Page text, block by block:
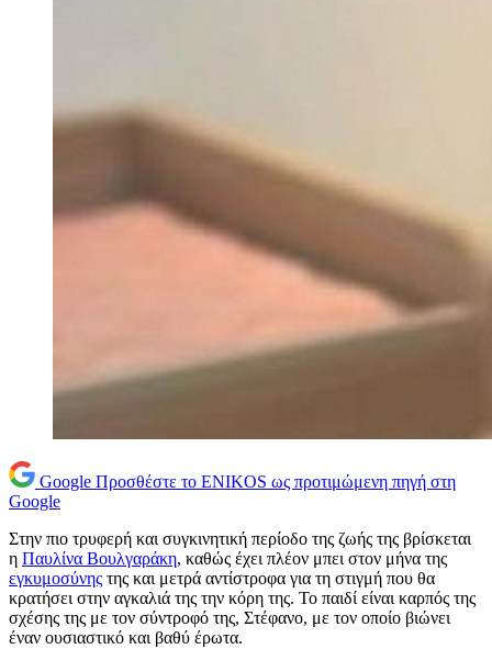
Google Προσθέστε το ENIKOS ως προτιμώμενη πηγή στη
Google
Στην πιο τρυφερή και συγκινητική περίοδο της ζωής της βρίσκεται
η Παυλίνα Βουλγαράκη, καθώς έχει πλέον μπει στον μήνα της
εγκυμοσύνης της και μετρά αντίστροφα για τη στιγμή που θα
κρατήσει στην αγκαλιά της την κόρη της. Το παιδί είναι καρπός της
σχέσης της με τον σύντροφό της, Στέφανο, με τον οποίο βιώνει
έναν ουσιαστικό και βαθύ έρωτα.